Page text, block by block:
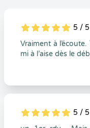
5
1
5
0 5 / 5
Vraiment à
mi à l’aise dès le
5
1
5
0 5 / 5